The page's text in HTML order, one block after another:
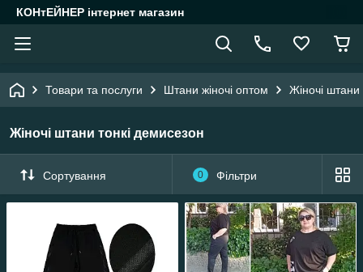
КОНтЕЙНЕР інтернет магазин
Товари та послуги Штани жіночі оптом Жіночі штани
Жіночі штани тонкі демисезон
Сортування 0 Фільтри